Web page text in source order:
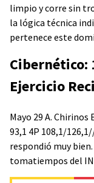
limpio y corre sin
la lógica técnica
pertenece este
Cibernético:
Ejercicio
Mayo 29 A. Chirinos
93,1 4P 108,1/
respondió muy
tomatiempos del